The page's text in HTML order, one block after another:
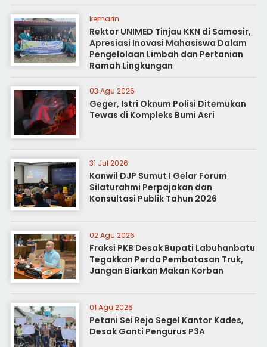
kemarin
Rektor UNIMED Tinjau KKN di Samosir,
Apresiasi Inovasi Mahasiswa Dalam
Pengelolaan Limbah dan Pertanian
Ramah Lingkungan
03 Agu 2026
Geger, Istri Oknum Polisi Ditemukan
Tewas di Kompleks Bumi Asri
31 Jul 2026
Kanwil DJP Sumut I Gelar Forum
Silaturahmi Perpajakan dan
Konsultasi Publik Tahun 2026
02 Agu 2026
Fraksi PKB Desak Bupati Labuhanbatu
Tegakkan Perda Pembatasan Truk,
Jangan Biarkan Makan Korban
01 Agu 2026
Petani Sei Rejo Segel Kantor Kades,
Desak Ganti Pengurus P3A